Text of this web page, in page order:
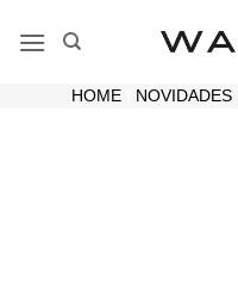
HOME| NOVIDADES|